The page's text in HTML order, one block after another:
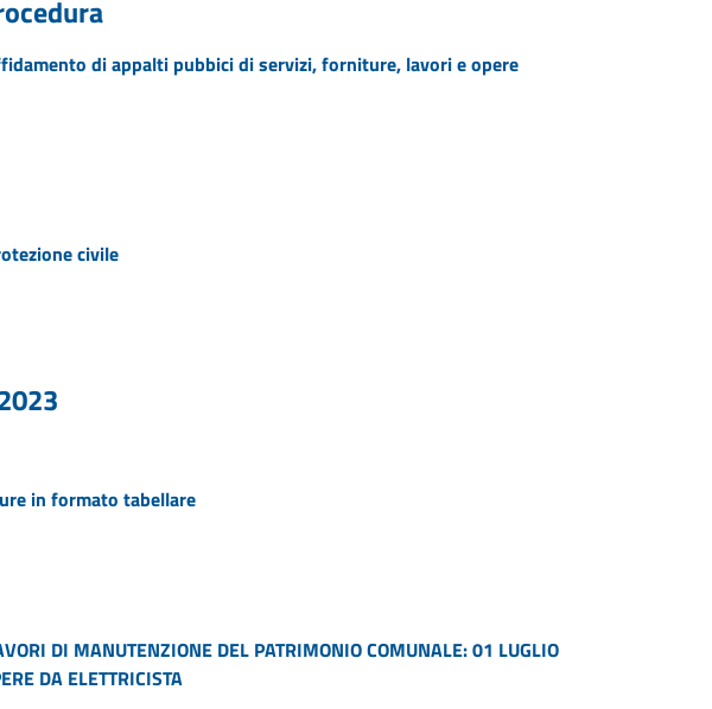
di appalti pubbici di servizi, forniture, lavori e opere
civile
in formato tabellare
DI MANUTENZIONE DEL PATRIMONIO COMUNALE: 01 LUGLIO
DA ELETTRICISTA